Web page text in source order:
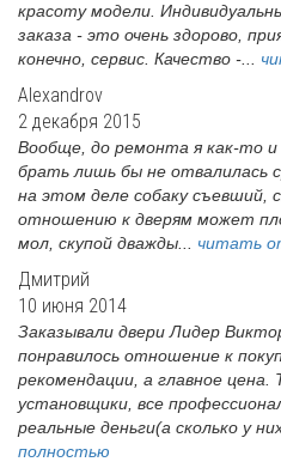
красоту модели.
заказа - это очень здорово,
конечно, сервис. Качество -...
Alexandrov
2 декабря 2015
Вообще, до ремонта я как-то и
брать лишь бы не отвалилась
на этом деле собаку съевший,
отношению к дверям может
мол, скупой дважды... читать
Дмитрий
10 июня 2014
Заказывали двери Лидер
понравилось отношение к
рекомендации, а главное цена.
установщики, все
реальные деньги(а сколько у
полностью